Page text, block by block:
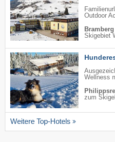
Outdoor
Skigebiet
Wellness
zum
Weitere Top-Hotels